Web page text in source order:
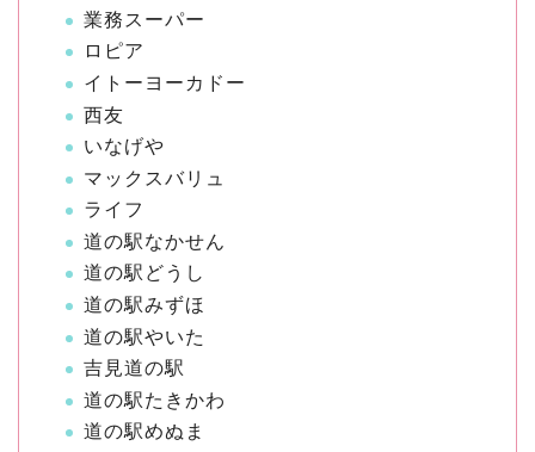
業務スーパー
ロピア
イトーヨーカドー
西友
いなげや
マックスバリュ
ライフ
道の駅なかせん
道の駅どうし
道の駅みずほ
道の駅やいた
吉見道の駅
道の駅たきかわ
道の駅めぬま